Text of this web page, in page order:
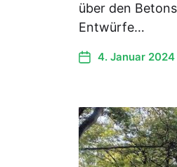
über den
Entwürfe…
4. Januar 2024